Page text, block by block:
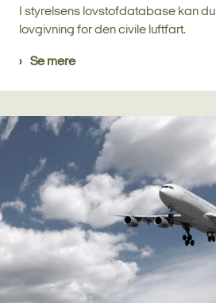
I styrelsens lovstofdatabase kan
lovgivning for den civile luftfart.
Se mere